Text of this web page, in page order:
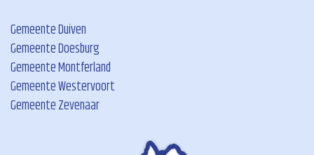
Gemeente Duiven
Gemeente Doesburg
Gemeente Montferland
Gemeente Westervoort
Gemeente Zevenaar